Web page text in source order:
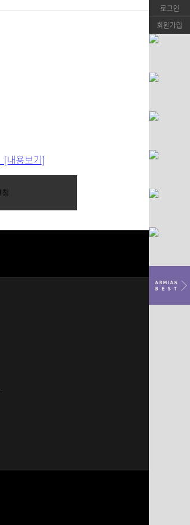
로그인
회원가입
[내용보기]